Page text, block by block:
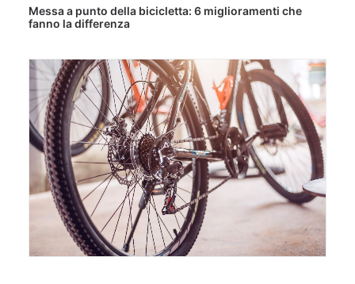
Messa a punto della bicicletta: 6 miglioramenti che
fanno la differenza